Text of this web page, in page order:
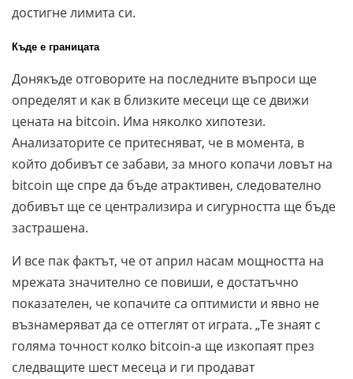
достигне лимита си.
Къде е границата
Донякъде отговорите на последните въпроси ще
определят и как в близките месеци ще се движи
цената на bitcoin. Има няколко хипотези.
Анализаторите се притесняват, че в момента, в
който добивът се забави, за много копачи ловът на
bitcoin ще спре да бъде атрактивен, следователно
добивът ще се централизира и сигурността ще бъде
застрашена.
И все пак фактът, че от април насам мощността на
мрежата значително се повиши, е достатъчно
показателен, че копачите са оптимисти и явно не
възнамеряват да се оттеглят от играта. „Те знаят с
голяма точност колко bitcoin-а ще изкопаят през
следващите шест месеца и ги продават